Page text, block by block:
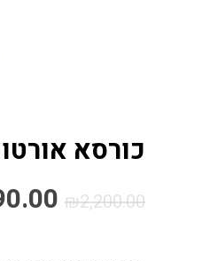
כורסא
₪2,200.00